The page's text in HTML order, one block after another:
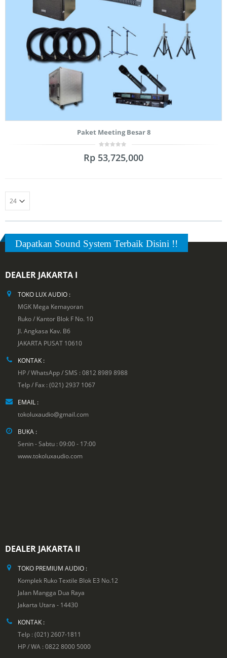
Paket Meeting Besar 8
out
Rp 53,725,000
Dapatkan Sound System Terbaik Disini !!
DEALER JAKARTA I
TOKO LUX AUDIO :
MGK Mega Kemayoran
Ruko / Kantor Blok F No. 10
Jl. Angkasa Kav. B6
JAKARTA PUSAT 10610
KONTAK :
HP / WhatsApp / SMS : 0812 8989 8988
Telp / Fax : (021) 2937 1067
EMAIL :
tokoluxaudio@gmail.com
BUKA :
Senin - Sabtu : 09:00 - 17:00
www.tokoluxaudio.com
DEALER JAKARTA II
TOKO PREMIUM AUDIO :
Komplek Ruko Textile Blok E3 No.12
Jalan Mangga Dua Raya
Jakarta Utara - 14430
KONTAK :
Telp : (021) 2607-1811
HP / WA : 0822 8000 5000